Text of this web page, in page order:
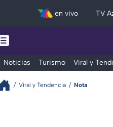
en vivo TV
Noticias Turismo Viral y
Viral y Tendencia Nota